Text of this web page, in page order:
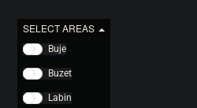
SELECT AREAS
Buje
Buzet
Labin